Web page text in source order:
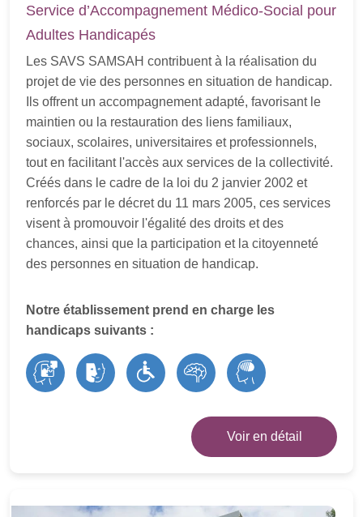
Service d’Accompagnement Médico-Social pour
Adultes Handicapés
Les SAVS SAMSAH contribuent à la réalisation du
projet de vie des personnes en situation de handicap.
Ils offrent un accompagnement adapté, favorisant le
maintien ou la restauration des liens familiaux,
sociaux, scolaires, universitaires et professionnels,
tout en facilitant l'accès aux services de la collectivité.
Créés dans le cadre de la loi du 2 janvier 2002 et
renforcés par le décret du 11 mars 2005, ces services
visent à promouvoir l'égalité des droits et des
chances, ainsi que la participation et la citoyenneté
des personnes en situation de handicap.
Notre établissement prend en charge les
handicaps suivants :
Voir en détail